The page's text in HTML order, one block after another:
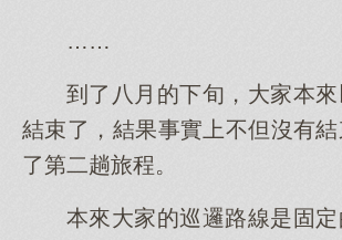
……
到了八月的下旬，大家本
結束了，結果事實上不但沒有
了第二趟旅程。
本來大家的巡邏路線是固